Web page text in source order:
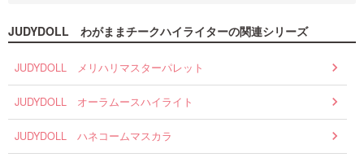
JUDYDOLL わがままチークハイライターの関連シリーズ
JUDYDOLL メリハリマスターパレット
JUDYDOLL オーラムースハイライト
JUDYDOLL ハネコームマスカラ